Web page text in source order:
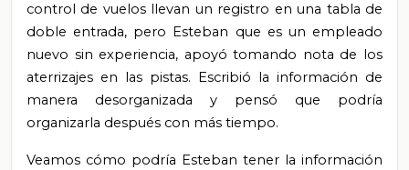
control de vuelos llevan un registro en una tabla de
doble entrada, pero Esteban que es un empleado
nuevo sin experiencia, apoyó tomando nota de los
aterrizajes en las pistas. Escribió la información de
manera desorganizada y pensó que podría
organizarla después con más tiempo.
Veamos cómo podría Esteban tener la información